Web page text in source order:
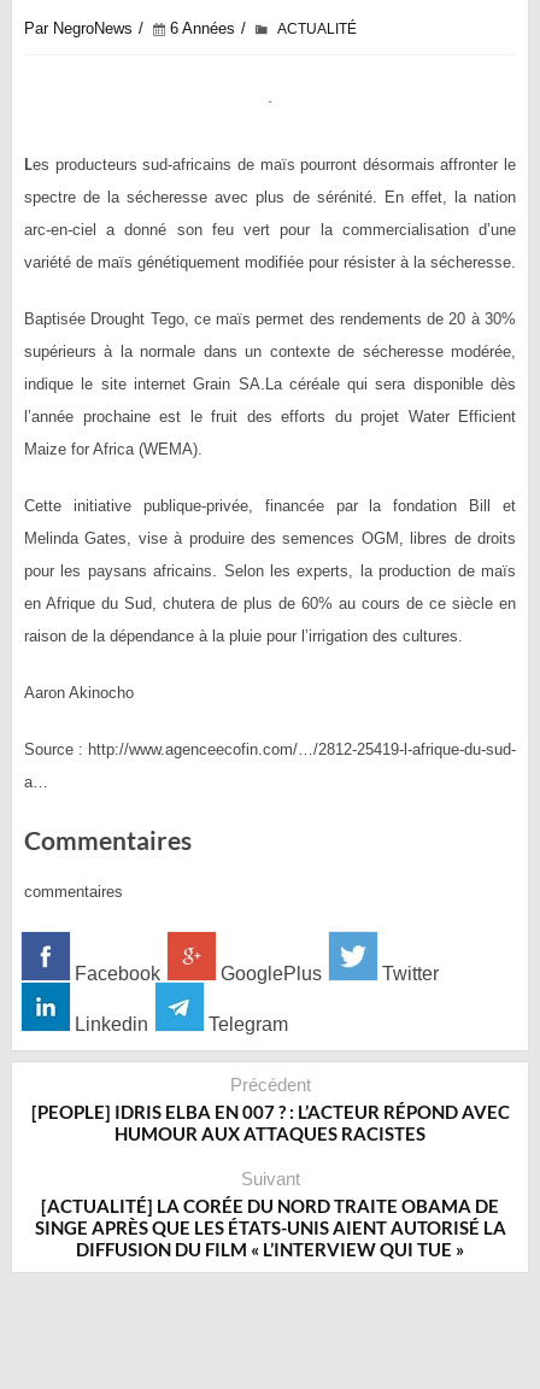
Par NegroNews 6 Années ACTUALITÉ
Les producteurs sud-africains de maïs pourront désormais affronter le
spectre de la sécheresse avec plus de sérénité. En effet, la nation
arc-en-ciel a donné son feu vert pour la commercialisation d’une
variété de maïs génétiquement modifiée pour résister à la sécheresse.
Baptisée Drought Tego, ce maïs permet des rendements de 20 à 30%
supérieurs à la normale dans un contexte de sécheresse modérée,
indique le site internet Grain SA.La céréale qui sera disponible dès
l’année prochaine est le fruit des efforts du projet Water Efficient
Maize for Africa (WEMA).
Cette initiative publique-privée, financée par la fondation Bill et
Melinda Gates, vise à produire des semences OGM, libres de droits
pour les paysans africains. Selon les experts, la production de maïs
en Afrique du Sud, chutera de plus de 60% au cours de ce siècle en
raison de la dépendance à la pluie pour l’irrigation des cultures.
Aaron Akinocho
Source : http://www.agenceecofin.com/…/2812-25419-l-afrique-du-sud-
a…
Commentaires
commentaires
Facebook GooglePlus Twitter
Linkedin Telegram
Précédent
[PEOPLE] IDRIS ELBA EN 007 ? : L’ACTEUR RÉPOND AVEC
HUMOUR AUX ATTAQUES RACISTES
Suivant
[ACTUALITÉ] LA CORÉE DU NORD TRAITE OBAMA DE
SINGE APRÈS QUE LES ÉTATS-UNIS AIENT AUTORISÉ LA
DIFFUSION DU FILM « L’INTERVIEW QUI TUE »